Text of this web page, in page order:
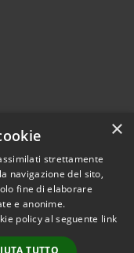
© 2026 • Comune di
de' Pecchi • Powered
Accesso
×
strettamente
navigazione del sito,
fine di elaborare
e anonime.
policy al seguente link
TUTTO